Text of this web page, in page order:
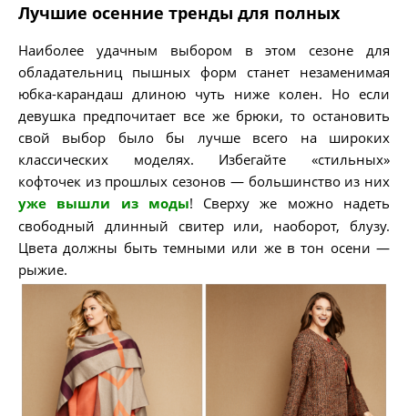
Лучшие осенние тренды для полных
Наиболее удачным выбором в этом сезоне для
обладательниц пышных форм станет незаменимая
юбка-карандаш длиною чуть ниже колен. Но если
девушка предпочитает все же брюки, то остановить
свой выбор было бы лучше всего на широких
классических моделях. Избегайте «стильных»
кофточек из прошлых сезонов — большинство из них
уже вышли из моды! Сверху же можно надеть
свободный длинный свитер или, наоборот, блузу.
Цвета должны быть темными или же в тон осени —
рыжие.